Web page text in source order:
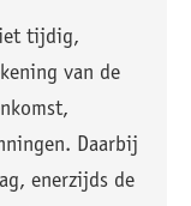
tijdig,
van de
Daarbij
enerzijds de